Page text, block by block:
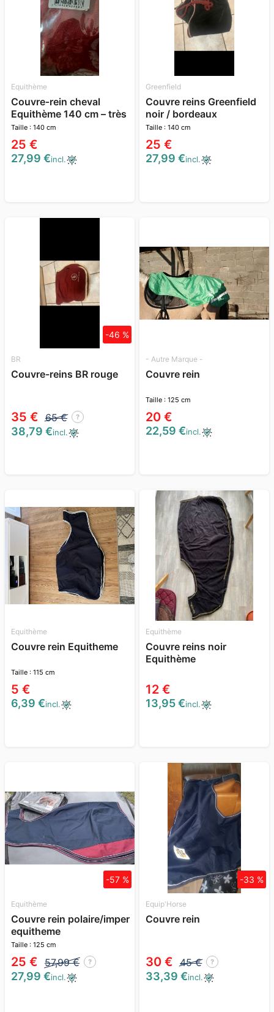
Equithème
Couvre‑rein cheval
Equithème 140 cm – très
bon état
Taille : 140 cm
25 €
27,99 €incl.
Greenfield
Couvre reins Greenfield
noir / bordeaux
Taille : 140 cm
25 €
27,99 €incl.
BR
Couvre-reins BR rouge
35 € 65 € ?
-46 %
38,79 €incl.
- Autre Marque -
Couvre rein
Taille : 125 cm
20 €
22,59 €incl.
Equithème
Couvre rein Equitheme
Taille : 115 cm
5 €
6,39 €incl.
Equithème
Couvre reins noir
Equithème
12 €
13,95 €incl.
Equithème
Couvre rein polaire/imper
equitheme
Taille : 125 cm
25 € 57,99 € ?
-57 %
27,99 €incl.
Equip'Horse
Couvre rein
30 € 45 € ?
-33 %
33,39 €incl.